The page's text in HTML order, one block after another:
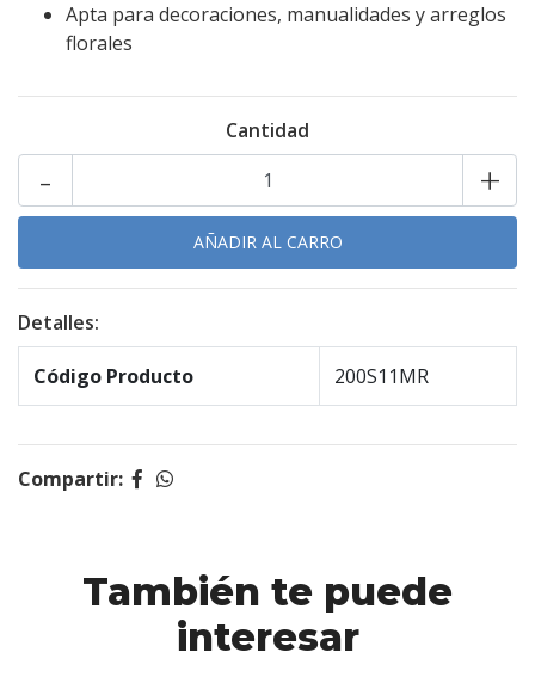
Apta para decoraciones, manualidades y arreglos
florales
Cantidad
+
-
Detalles:
Código Producto 200S11MR
Compartir:
También te puede
interesar